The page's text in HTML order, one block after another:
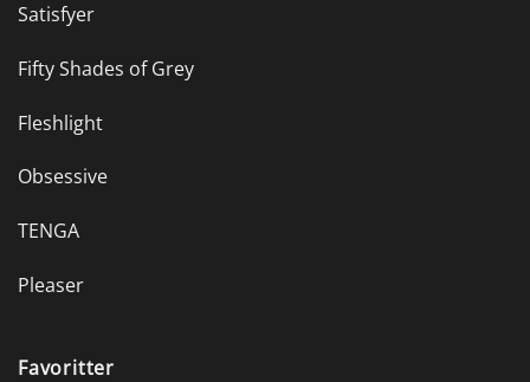
Satisfyer
Fifty Shades of Grey
Fleshlight
Obsessive
TENGA
Pleaser
Favoritter